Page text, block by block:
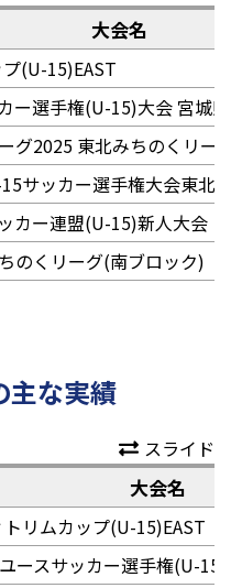
大会名
(U-15)EAST
ー選手権(U-15)大会 宮城
グ2025 東北みちのくリー
サッカー選手権大会東北
カー連盟(U-15)新人大会
のくリーグ(南ブロック)
主な実績
スライド
大会名
リムカップ(U-15)EAST
ースサッカー選手権(U-